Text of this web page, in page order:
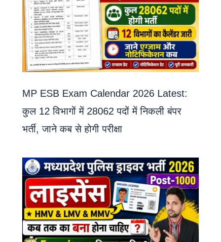
MP ESB Exam Calendar 2026 Latest:
कुल 12 विभागों में 28062 पदों में निकली बंपर
भर्ती, जाने कब से होगी परीक्षा